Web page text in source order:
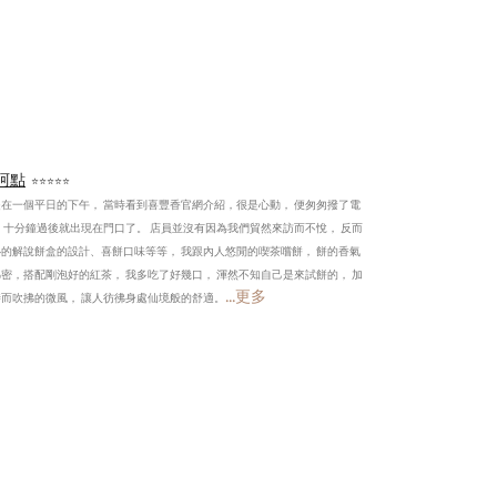
點 ⭐⭐⭐⭐⭐
一個平日的下午， 當時看到喜豐香官網介紹，很是心動， 便匆匆撥了電
十分鐘過後就出現在門口了。 店員並沒有因為我們貿然來訪而不悅， 反而
解說餅盒的設計、喜餅口味等等， 我跟內人悠閒的喫茶嚐餅， 餅的香氣
，搭配剛泡好的紅茶， 我多吃了好幾口， 渾然不知自己是來試餅的， 加
吹拂的微風， 讓人彷彿身處仙境般的舒適。 ...更多